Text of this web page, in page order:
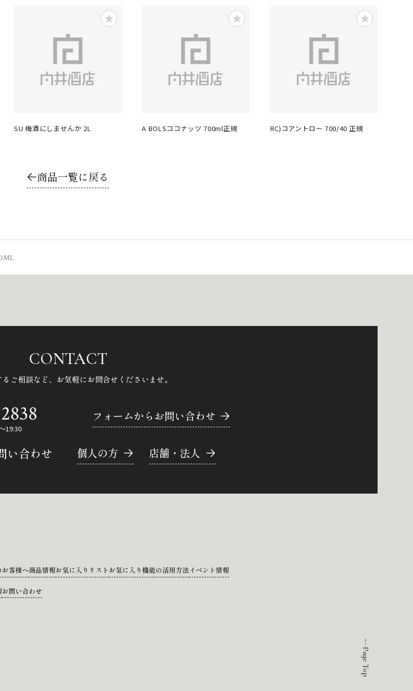
SU 梅酒にしませんか 2L A BOLSココナッツ 700ml正規 RC)コアントロー 700/40 正規
商品一覧に戻る
Page Top
CONTACT
ご相談など、 お気軽にお問合せくださいませ。
19:30
フォームからお問い合わせ
い合わせ 個人の方 店舗・法人
客様へ商品情報お気に入りリスト お気に入り機能の活用方法イベント情報
お問い合わせ